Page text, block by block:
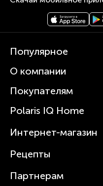
Популярное
Кофемашины
Вертикальные пылесосы
Зубные щетки и ирригаторы
Увлажнители
Посуда
О компании
О Polaris
Статьи
Покупателям
Сервисные центры
Где купить
Polaris IQ Home
Интернет-магазин
Рецепты
Партнерам